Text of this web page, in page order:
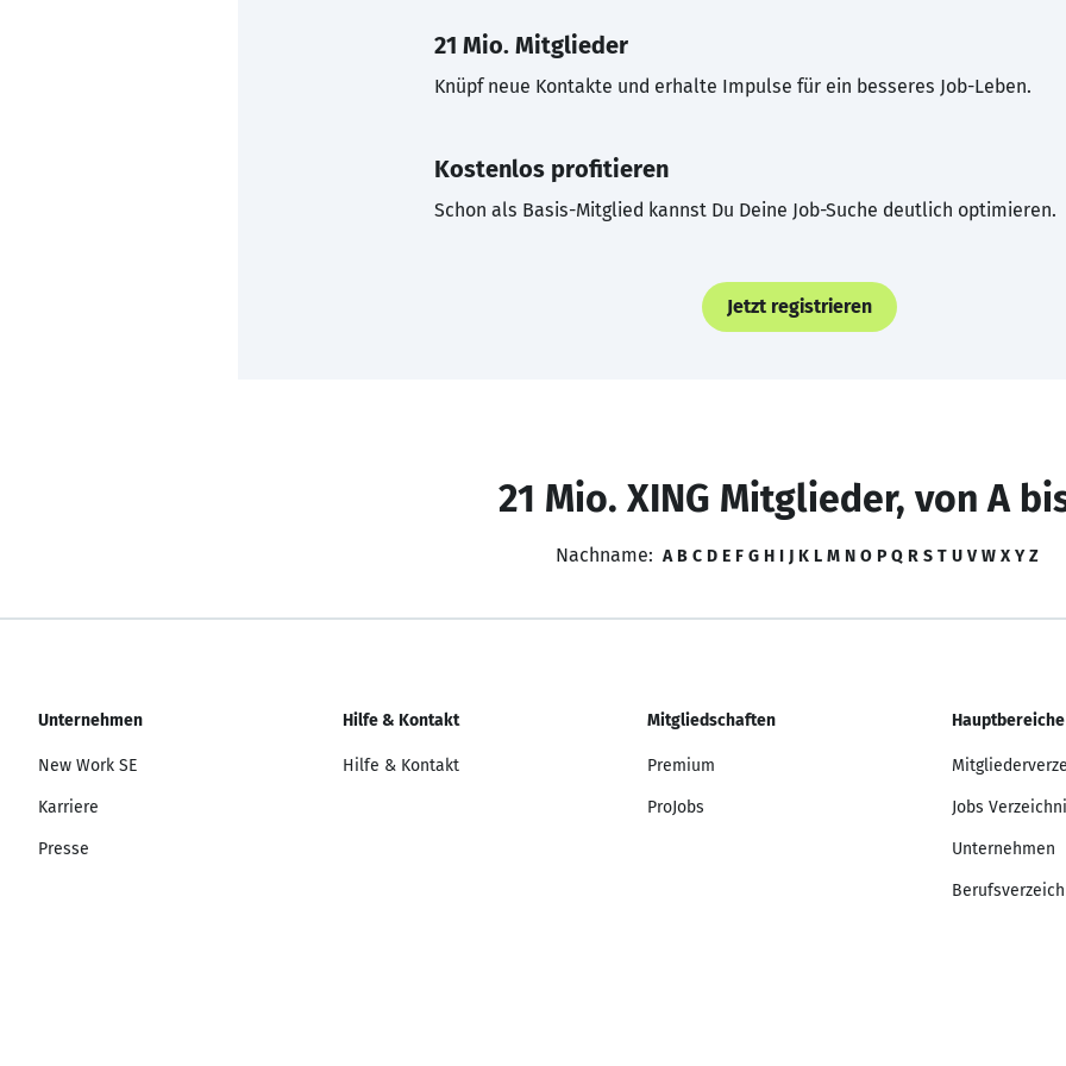
21 Mio. Mitglieder
Knüpf neue Kontakte und erhalte Impulse für ein besseres Job-Leben.
Kostenlos profitieren
Schon als Basis-Mitglied kannst Du Deine Job-Suche deutlich optimieren.
Jetzt registrieren
21 Mio. XING Mitglieder, von A
Nachname: A B C D E F G H I J K L M N O P Q R S T U V W X Y Z
Unternehmen
New Work SE
Karriere
Presse
Hilfe & Kontakt
Hilfe & Kontakt
Mitgliedschaften
Premium
ProJobs
Hauptbereiche
Jobs
Unternehmen